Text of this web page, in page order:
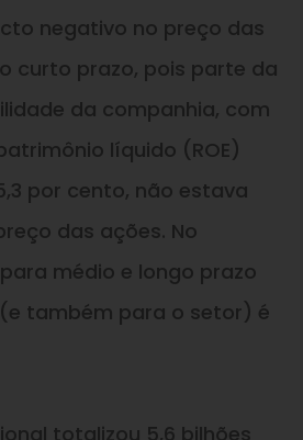
negativo no preço das
curto prazo, pois parte da
da companhia, com
líquido (ROE)
por cento, não estava
das ações. No
médio e longo prazo
(e também para o setor) é
totalizou 5,6 bilhões